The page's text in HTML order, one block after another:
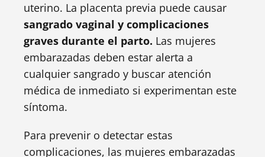
uterino. La placenta previa puede causar
sangrado vaginal y complicaciones
graves durante el parto. Las mujeres
embarazadas deben estar alerta a
cualquier sangrado y buscar atención
médica de inmediato si experimentan este
síntoma.
Para prevenir o detectar estas
complicaciones, las mujeres embarazadas